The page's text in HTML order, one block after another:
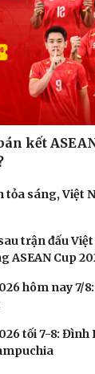
Giải trí
Thời trang
kết
tỏa sáng, Việt
trận đấu
ASEAN Cup
hôm nay 7/
tối 7-8: